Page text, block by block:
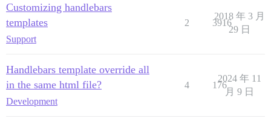
Customizing handlebars
templates
Support
2 3916
2018 年 3 月
29 日
Handlebars template override all
in the same html file?
Development
4 176
2024 年 11
月 9 日